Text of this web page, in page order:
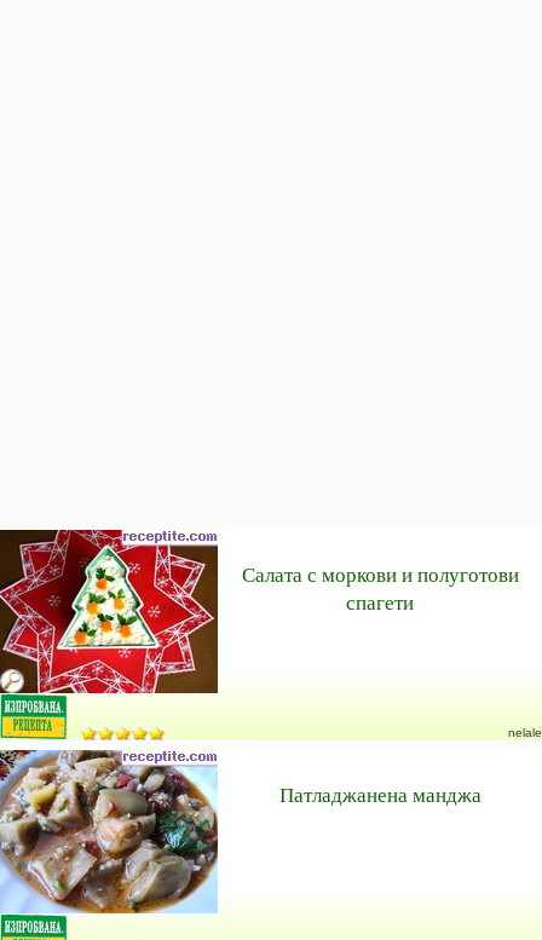
Салата с моркови и полуготови
спагети
nelale
Патладжанена манджа